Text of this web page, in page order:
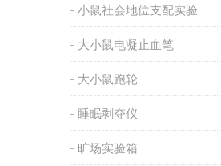
小鼠社会地位支配实验
大小鼠电凝止血笔
大小鼠跑轮
睡眠剥夺仪
旷场实验箱